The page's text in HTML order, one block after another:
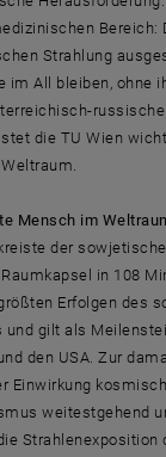
Bereich:
Strahlung
im All bleiben, ohne
die TU Wien
Mensch im
der
in 108
Erfolgen des
gilt als
den USA. Zur
Einwirkung
weitestgehend
Strahlenexposition